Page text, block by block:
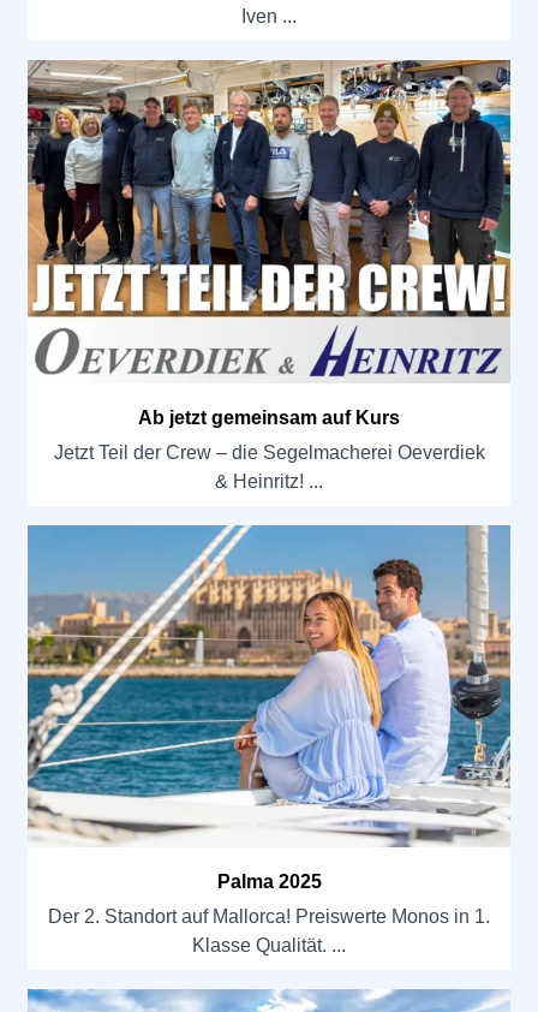
Iven
Ab jetzt gemeinsam auf Kurs
Jetzt Teil der Crew – die Segelmacherei Oeverdiek
& Heinritz!
Palma 2025
Der 2. Standort auf Mallorca! Preiswerte Monos in 1.
Klasse Qualität.